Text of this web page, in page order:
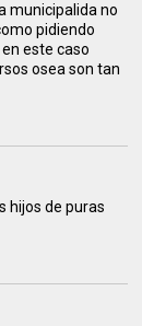
municipalida no
pidiendo
este caso
osea son tan
hijos de puras